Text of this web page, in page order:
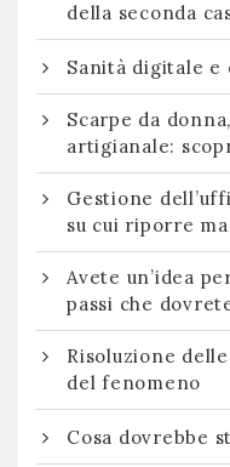
della seconda
Sanità digitale e
Scarpe da
artigianale:
Gestione
su cui riporre
Avete un’idea
passi che
Risoluzione
del fenomeno
Cosa dovrebbe